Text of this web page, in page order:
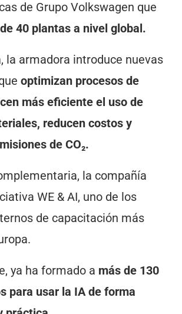
de Grupo Volkswagen que
40 plantas a nivel global.
la armadora introduce nuevas
optimizan procesos de
más eficiente el uso de
reducen costos y
de CO₂.
la compañía
WE & AI, uno de los
de capacitación más
ya ha formado a más de 130
para usar la IA de forma